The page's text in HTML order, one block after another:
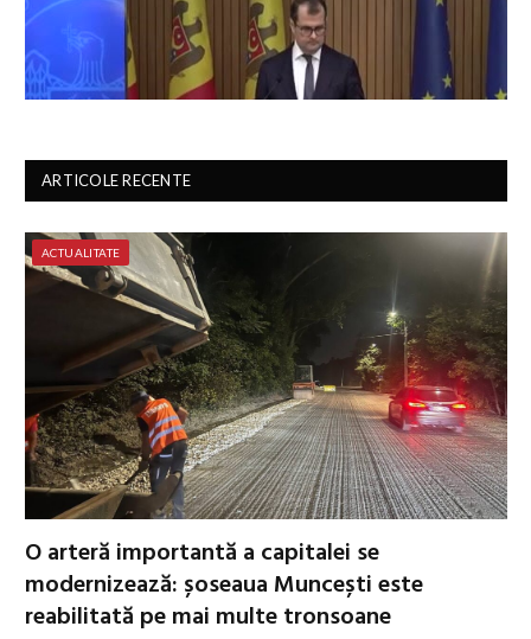
ARTICOLE RECENTE
ACTUALITATE
O arteră importantă a capitalei se
modernizează: șoseaua Muncești este
reabilitată pe mai multe tronsoane